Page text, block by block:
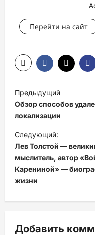
Перейти на сайт
а
в
и
г
а
ц
з
Предыдущий
Обзор способов
локализации
Следующий:
Лев Толстой —
мыслитель, автор
Карениной» —
жизни
Добавить